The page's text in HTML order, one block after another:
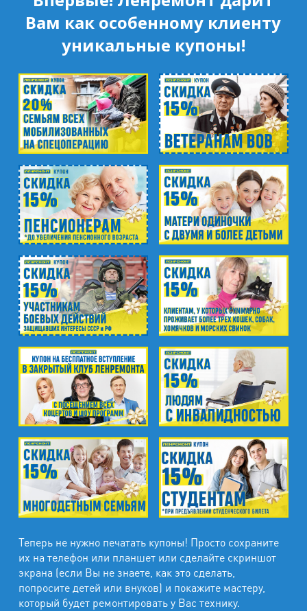
Вам как особенному клиенту
уникальные купоны!
Теперь не нужно печатать купоны! Просто сохраните
их на телефон или планшет или сделайте скриншот
экрана (если Вы не знаете, как это сделать,
попросите детей или внуков) и покажите мастеру,
который будет ремонтировать у Вас технику.